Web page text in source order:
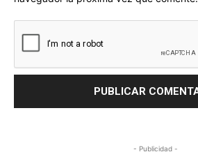
- Publicidad -